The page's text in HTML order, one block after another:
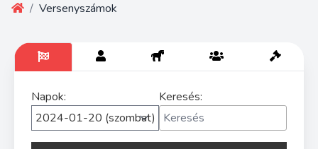
/ Versenyszámok
Napok: Keresés: